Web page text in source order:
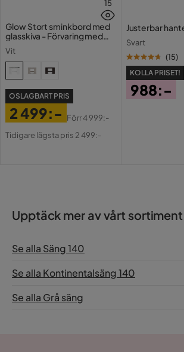
15
Glow Stort sminkbord med
glasskiva - Förvaring med
Vit
OSLAGBART PRIS
Pris
2 499:-
Original
Förr4 999:-
Tidigare lägsta pris 2 499:-
Justerbar
Svart
(15)
KOLLA PRISET!
988:-
Upptäck mer av vårt sortiment
Se alla Säng 140
Se alla Kontinentalsäng 140
Se alla Grå säng